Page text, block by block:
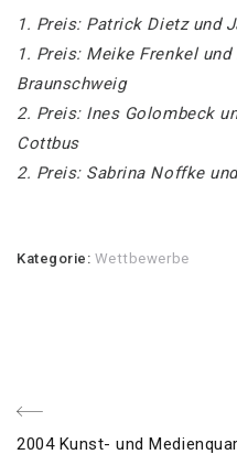
1. Preis: Patrick Dietz und
1. Preis: Meike Frenkel
Braunschweig
2. Preis: Ines Golombeck
Cottbus
2. Preis: Sabrina Noffke
Kategorie: Wettbewerbe
voriger
2004 Kunst- und